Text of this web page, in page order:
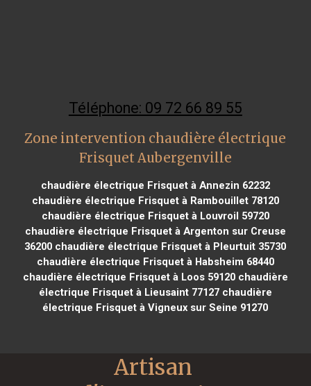
Téléphone: 09 72 66 89 55
Zone intervention chaudière électrique
Frisquet Aubergenville
chaudière électrique Frisquet à Annezin 62232
chaudière électrique Frisquet à Rambouillet 78120
chaudière électrique Frisquet à Louvroil 59720
chaudière électrique Frisquet à Argenton sur Creuse
36200 chaudière électrique Frisquet à Pleurtuit 35730
chaudière électrique Frisquet à Habsheim 68440
chaudière électrique Frisquet à Loos 59120chaudière
électrique Frisquet à Lieusaint 77127chaudière
électrique Frisquet à Vigneux sur Seine 91270
Artisan